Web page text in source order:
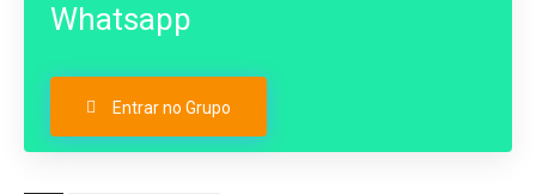
Whatsapp
Entrar no Grupo